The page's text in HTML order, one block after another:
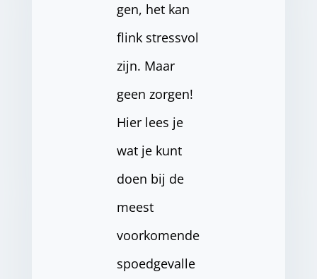
gen, het kan
flink stressvol
zijn. Maar
geen zorgen!
Hier lees je
wat je kunt
doen bij de
meest
voorkomende
spoedgevalle